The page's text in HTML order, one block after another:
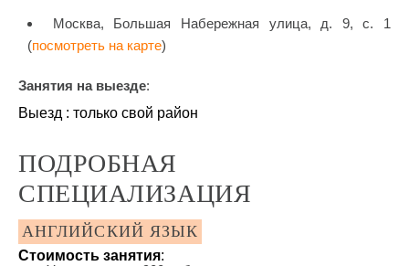
Москва, Большая Набережная улица, д. 9, с. 1
(посмотреть на карте)
Занятия на выезде:
Выезд : только свой район
ПОДРОБНАЯ
СПЕЦИАЛИЗАЦИЯ
АНГЛИЙСКИЙ ЯЗЫК
Стоимость занятия: